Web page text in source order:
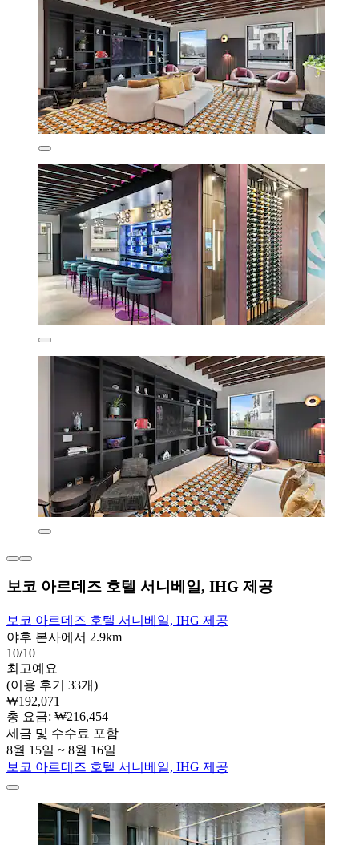
보코 아르데즈 호텔 서니베일, IHG 제공
보코 아르데즈 호텔 서니베일, IHG 제공
야후 본사에서 2.9km
10/10
최고예요
(이용 후기 33개)
₩192,071
총 요금: ₩216,454
세금 및 수수료 포함
8월 15일 ~ 8월 16일
보코 아르데즈 호텔 서니베일, IHG 제공